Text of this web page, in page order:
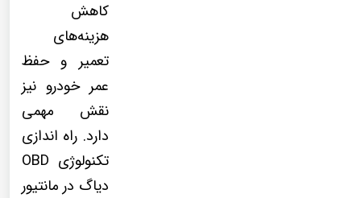
کاهش
هزینه‌های
تعمیر و حفظ
عمر خودرو نیز
نقش مهمی
دارد. راه اندازی
تکنولوژی OBD
دیاگ در مانتیور